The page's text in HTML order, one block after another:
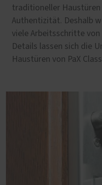
traditioneller Haustüren
Authentizität. Deshalb
viele Arbeitsschritte
Details lassen sich die
Haustüren von PaX